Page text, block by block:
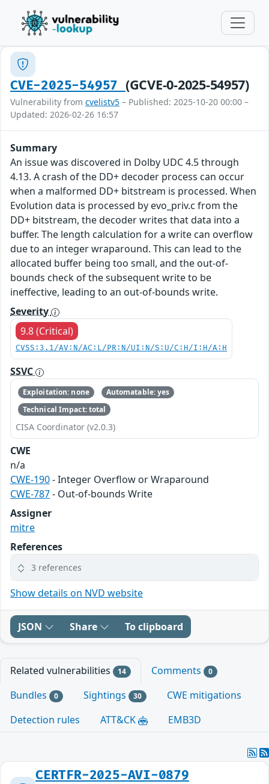
CVE-2025-54957 (GCVE-0-2025-54957)
Vulnerability from cvelistv5 – Published: 2025-10-20 00:00 –
Updated: 2026-02-26 16:57
Summary
An issue was discovered in Dolby UDC 4.5 through
4.13. A crash of the DD+ decoder process can occur
when a malformed DD+ bitstream is processed. When
Evolution data is processed by evo_priv.c from the
DD+ bitstream, the decoder writes that data into a
buffer. The length calculation for a write can overflow
due to an integer wraparound. This can lead to the
allocated buffer being too small, and the out-of-
bounds check of the subsequent write to be
ineffective, leading to an out-of-bounds write.
Severity
9.8 (Critical)
CVSS:3.1/AV:N/AC:L/PR:N/UI:N/S:U/C:H/I:H/A:H
SSVC
Exploitation: none
Automatable: yes
Technical Impact: total
CISA Coordinator (v2.0.3)
CWE
n/a
CWE-190- Integer Overflow or Wraparound
CWE-787- Out-of-bounds Write
Assigner
mitre
References
3 references
Show details on NVD website
JSON Share To clipboard
Related vulnerabilities 14 Comments 0
Bundles 0 Sightings 30
CWE mitigations
Detection rules
ATT&CK EMB3D
CERTFR-2025-AVI-0879